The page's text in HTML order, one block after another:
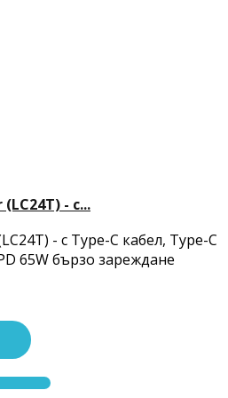
- с...
- с Type-C кабел, Type-C
65W бързо зареждане